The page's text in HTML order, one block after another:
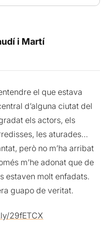
i Martí
el que estava
d’alguna ciutat del
els actors, els
les aturades…
però no m’ha arribat
m’he adonat que de
estaven molt enfadats.
guapo de veritat.
29fETCX